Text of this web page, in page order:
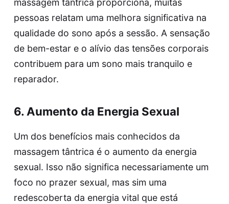
massagem tântrica proporciona, muitas
pessoas relatam uma melhora significativa na
qualidade do sono após a sessão. A sensação
de bem-estar e o alívio das tensões corporais
contribuem para um sono mais tranquilo e
reparador.
6. Aumento da Energia Sexual
Um dos benefícios mais conhecidos da
massagem tântrica é o aumento da energia
sexual. Isso não significa necessariamente um
foco no prazer sexual, mas sim uma
redescoberta da energia vital que está